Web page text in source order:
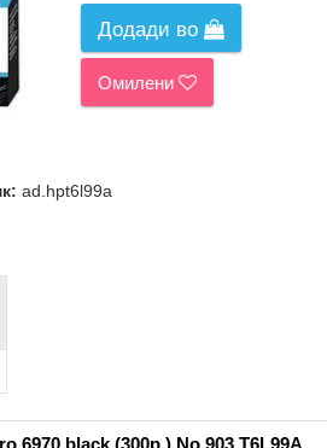
Додади во
Омилени
ad.hpt6l99a
6970 black (300p.) No.903 T6L99A